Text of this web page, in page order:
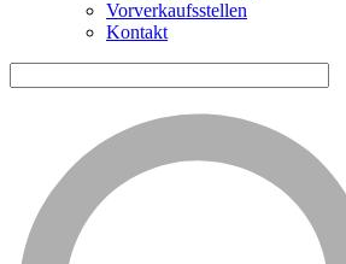
Vorverkaufsstellen
Kontakt